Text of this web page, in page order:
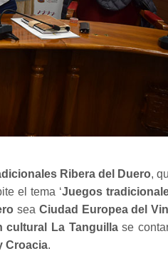
Ribera del Duero,
el tema ‘Juegos
sea Ciudad Europea del
cultural La Tanguillase
Croacia.